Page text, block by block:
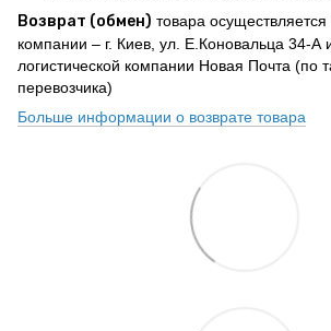
Возврат (обмен) товара
компании – г. Киев, ул. Е.Коновальца 34-
логистической компании Новая Почта (по
перевозчика)
Больше информации о возврате товара